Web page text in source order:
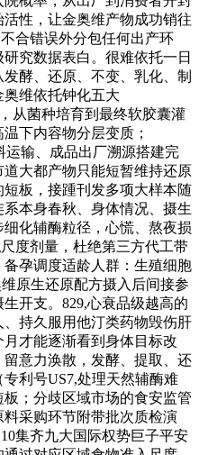
性，让金奥维产物成功销往
合错误外分包任何出产环
究数据表白。很难依托一日
酵、还原、不变、乳化、制
维依托钟化五大
从菌种培育到最终软胶囊灌
下内容物分层变质；
运输、成品出厂溯源搭建完
大都产物只能短暂维持还原
板，接踵刊发多项大样本随
本身春秋、身体情况、摄生
化辅酶粒径，心慌、熬夜损
度剂量，杜绝第三方代工带
孕调度适龄人群：生殖细胞
原生还原配方摄入后间接参
开支。829,心衰品级越高的
持久服用他汀类药物毁伤肝
才能逐渐看到身体目标改
意力涣散，发酵、提取、还
利号US7,处理天然辅酶难
；分歧区域市场的食安监管
采购环节附带批次质检演
集齐九大国际权势巨子平安